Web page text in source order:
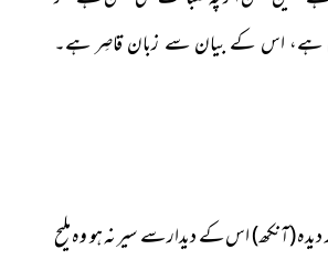
ہے، اس کے بیان سے زبان قاصِر ہے۔
(آنکھ)اس کے دیدار سے سیر نہ ہو وہ ملیح